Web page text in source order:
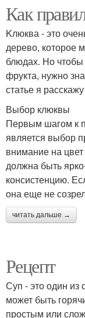
Как
Kлюква - это
дерево, которое
блюдах. Но чтобы
фрукта, нужно
статье я
Выбор клюквы
Первым шагом к
является выбор
внимание на
должна быть
консистенцию.
она еще не
читать дальше →
Рецепт
Суп - это один
может быть
простым или